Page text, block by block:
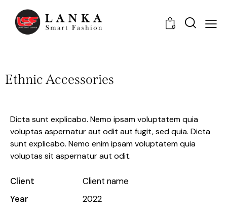
0
Ethnic Accessories
Dicta sunt explicabo. Nemo ipsam voluptatem quia
voluptas aspernatur aut odit aut fugit, sed quia. Dicta
sunt explicabo. Nemo enim ipsam voluptatem quia
voluptas sit aspernatur aut odit.
Client
Client name
Year
2022